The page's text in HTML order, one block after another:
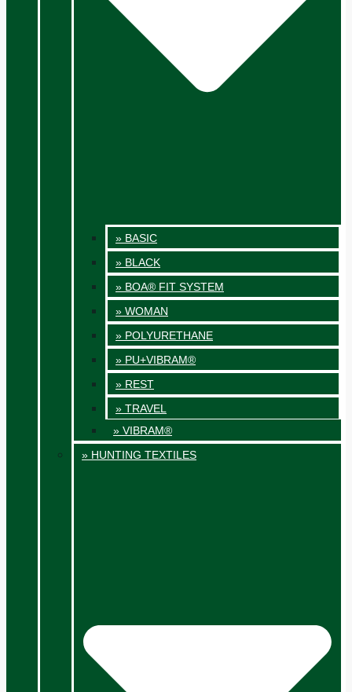
» BASIC
» BLACK
» BOA® FIT SYSTEM
» WOMAN
» POLYURETHANE
» PU+VIBRAM®
» REST
» TRAVEL
» VIBRAM®
» HUNTING TEXTILES